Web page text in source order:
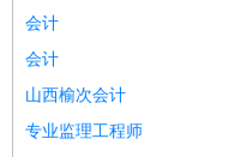
会计
会计
山西榆次会计
专业监理工程师